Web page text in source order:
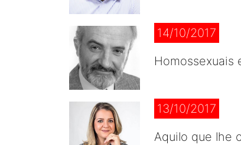
14/10/2017
Homossexuais
13/10/2017
Aquilo que lhe